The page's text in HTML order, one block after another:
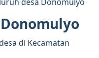
di Kecamatan